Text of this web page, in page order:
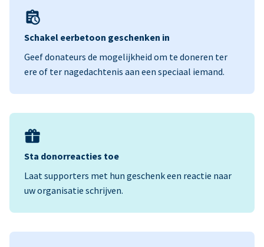
Schakel eerbetoon geschenken in
Geef donateurs de mogelijkheid om te doneren ter
ere of ter nagedachtenis aan een speciaal iemand.
Sta donorreacties toe
Laat supporters met hun geschenk een reactie naar
uw organisatie schrijven.